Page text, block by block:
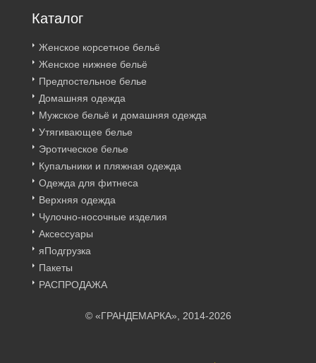
Каталог
Женское корсетное бельё
Женское нижнее бельё
Предпостельное белье
Домашняя одежда
Мужское бельё и домашняя одежда
Утягивающее белье
Эротическое белье
Купальники и пляжная одежда
Одежда для фитнеса
Верхняя одежда
Чулочно-носочные изделия
Аксессуары
яПодгрузка
Пакеты
РАСПРОДАЖА
© «ГРАНДЕМАРКА», 2014-2026